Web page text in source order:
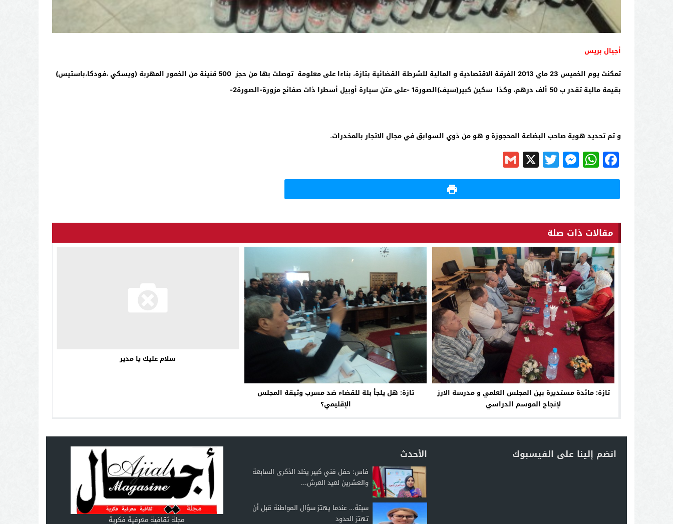
أجيال بريس
تمكنت يوم الخميس 23 ماي 2013 الفرقة الاقتصادية و المالية للشرطة القضائية بتازة، بناءا على معلومة توصلت بها من حجز 500 قنينة من الخمور المهربة (ويسكي ،فودكا،باستيس)
بقيمة مالية تقدر ب 50 ألف درهم، وكذا سكين كبير(سيف)الصورة1 -على متن سيارة أوبيل أسطرا ذات صفائح مزورة-الصورة2-
و تم تحديد هوية صاحب البضاعة المحجوزة و هو من ذوي السوابق في مجال الاتجار بالمخدرات.
Facebook
WhatsApp
Messenger
Twitter
X
Gmail
مقالات ذات صلة
تازة: مائدة مستديرة بين المجلس العلمي و مدرسة الارز
لإنجاح الموسم الدراسي
تازة: هل يلجأ بلة للقضاء ضد مسرب وثيقة المجلس
الإقليمي؟
سلام عليك يا مدير
انضم إلينا على الفيسبوك الأحدث
فاس: حفل فني كبير يخلد الذكرى السابعة
والعشرين لعيد العرش...
سبتة… عندما يهتز سؤال المواطنة قبل أن
تهتز الحدود
مجلة ثقافية معرفية فكرية